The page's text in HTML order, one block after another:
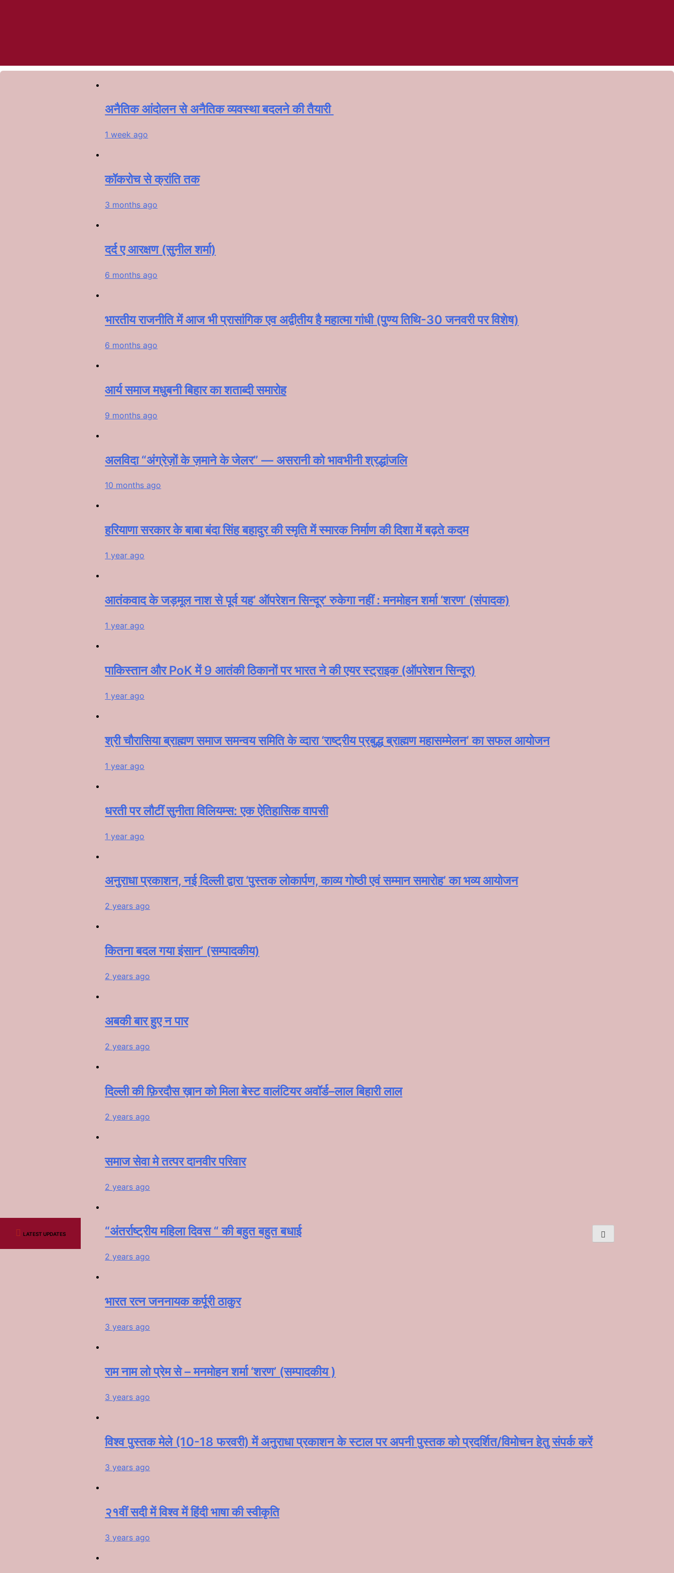
LATEST UPDATES
अनैतिक आंदोलन से अनैतिक व्यवस्था बदलने की तैयारी
1 week ago
कॉकरोच से क्रांति तक
3 months ago
दर्द ए आरक्षण (सुनील शर्मा)
6 months ago
भारतीय राजनीति में आज भी प्रासांगिक एव अद्वीतीय है महात्मा गांधी (पुण्य तिथि-30 जनवरी पर विशेष)
6 months ago
आर्य समाज मधुबनी बिहार का शताब्दी समारोह
9 months ago
अलविदा “अंग्रेज़ों के ज़माने के जेलर” — असरानी को भावभीनी श्रद्धांजलि
10 months ago
हरियाणा सरकार के बाबा बंदा सिंह बहादुर की स्मृति में स्मारक निर्माण की दिशा में बढ़ते कदम
1 year ago
आतंकवाद के जड़मूल नाश से पूर्व यह’ ऑपरेशन सिन्दूर’ रुकेगा नहीं : मनमोहन शर्मा ‘शरण’ (संपादक)
1 year ago
पाकिस्तान और PoK में 9 आतंकी ठिकानों पर भारत ने की एयर स्ट्राइक (ऑपरेशन सिन्दूर)
1 year ago
श्री चौरासिया ब्राह्मण समाज समन्वय समिति के व्दारा‌ ‘राष्ट्रीय प्रबुद्ध ब्राह्मण‌ महासम्मेलन‌’ का सफल आयोजन
1 year ago
धरती पर लौटीं सुनीता विलियम्स: एक ऐतिहासिक वापसी
1 year ago
अनुराधा प्रकाशन, नई दिल्ली द्वारा ‘पुस्तक लोकार्पण, काव्य गोष्ठी एवं सम्मान समारोह’ का भव्य आयोजन
2 years ago
कितना बदल गया इंसान’ (सम्पादकीय)
2 years ago
अबकी बार हुए न पार
2 years ago
दिल्ली की फ़िरदौस ख़ान को मिला बेस्ट वालंटियर अवॉर्ड–लाल बिहारी लाल
2 years ago
समाज सेवा मे तत्पर दानवीर परिवार
2 years ago
“अंतर्राष्ट्रीय महिला दिवस “ की बहुत बहुत बधाई
2 years ago
भारत रत्न जननायक कर्पूरी ठाकुर
3 years ago
राम नाम लो प्रेम से – मनमोहन शर्मा ‘शरण’ (सम्पादकीय )
3 years ago
विश्व पुस्तक मेले (10-18 फरवरी) में अनुराधा प्रकाशन के स्टाल पर अपनी पुस्तक को प्रदर्शित/विमोचन हेतु संपर्क करें
3 years ago
२१वीं सदी में विश्व में हिंदी भाषा की स्वीकृति
3 years ago